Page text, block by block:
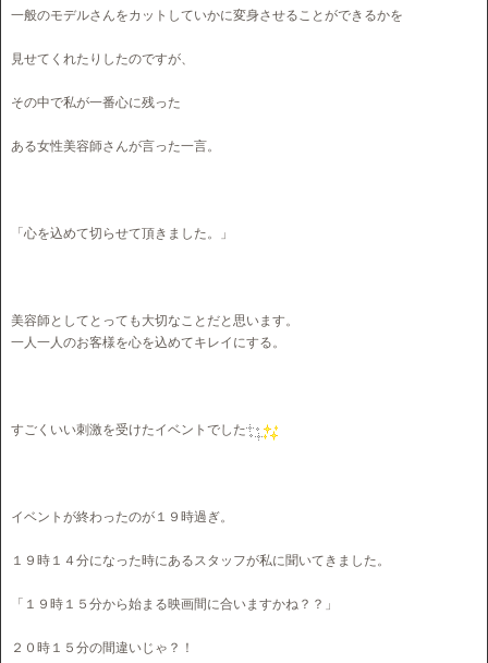
一般のモデルさんをカットしていかに変身させることができるかを
見せてくれたりしたのですが、
その中で私が一番心に残った
ある女性美容師さんが言った一言。
「心を込めて切らせて頂きました。」
美容師としてとっても大切なことだと思います。
一人一人のお客様を心を込めてキレイにする。
すごくいい刺激を受けたイベントでした
イベントが終わったのが１９時過ぎ。
１９時１４分になった時にあるスタッフが私に聞いてきました。
「１９時１５分から始まる映画間に合いますかね？？」
２０時１５分の間違いじゃ？！